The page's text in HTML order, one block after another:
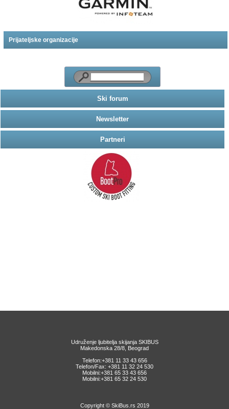
Prijateljske organizacije
Ski forum
Newsletter
Partneri
Udruženje ljubitelja skijanja SKIBUS
Makedonska 28/8, Beograd
Telefon:+381 11 33 43 656
Telefon/Fax: +381 11 32 24 530
Mobilni:+381 65 33 43 656
Mobilni:+381 65 32 24 530
Copyright © SkiBus.rs 2019